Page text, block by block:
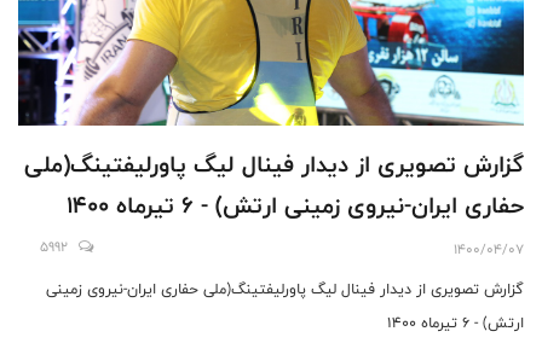
گزارش تصویری از دیدار فینال لیگ پاورلیفتینگ(ملی
حفاری ایران-نیروی زمینی ارتش) - 6 تیرماه 1400
1400/04/07
5992
گزارش تصویری از دیدار فینال لیگ پاورلیفتینگ(ملی حفاری ایران-نیروی زمینی
ارتش) - 6 تیرماه 1400